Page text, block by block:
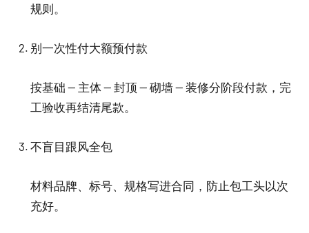
规则。
别一次性付大额预付款
按基础 — 主体 — 封顶 — 砌墙 — 装修分阶段付款，完
工验收再结清尾款。
不盲目跟风全包
材料品牌、标号、规格写进合同，防止包工头以次
充好。